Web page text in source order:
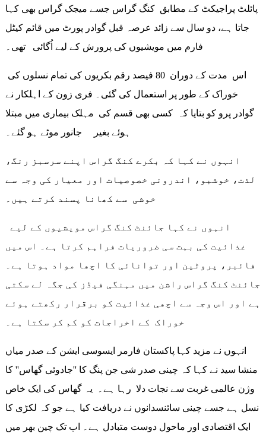
پائلٹ پراجیکٹ کے مطابق کنگ گراس جسے میجک گراس بھی کہا
جاتا ہے، دو سال سے زائد عرصہ قبل گوادر پورٹ میں قائم کیٹل
فارم میں مویشیوں کی پرورش کے لیے اُگائی تھی۔
خوراک کے طور پر استعمال کی گئی۔ فری زون کے اہلکار نے
گوادر پرو کو بتایا کہ کسی بھی قسم کی مہلک بیماری میں مبتلا
ہوئے بغیر جانور موٹے ہو گئے۔
انہوں نے کہا کہ بکرے کنگ گراس اپنے سرسبز رنگ،
لذت، خوشبو، اندرونی خصوصیات اور معیار کی وجہ سے
خوشی سے کھانا پسند کرتے ہیں۔
غذائیت کی بہت سی ضروریات فراہم کرتا ہے۔ اس میں
فائبر، پروٹین اور توانائی کا اچھا مواد ہوتا ہے۔
جائنٹ کنگ گراس راشن میں مہنگی فیڈز کی جگہ لے سکتی
ہے اور اس وجہ سے اچھی غذائیت کو برقرار رکھتے ہوئے
خوراک کے اخراجات کو کم کر سکتا ہے۔
انہوں نے مزید کہا پاکستان فارمر ایسوسی ایشن کے صدر میاں
منشا سید نے کہا کہ چینی صدر شی جن پنگ کا ''جادوئی گھاس'' کا
وژن عالمی غربت سے نجات دلا رہا ہے۔ یہ گھاس کی ایک خاص
نسل ہے جسے چینی سائنسدانوں نے دریافت کیا ہے جو کہ لکڑی کا
ایک اقتصادی اور ماحول دوست متبادل ہے۔ اب تک چین بھر میں